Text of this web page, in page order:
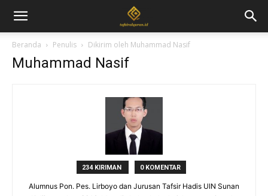
Beranda Penulis Dikirim oleh Muhammad Nasif
Muhammad Nasif
234 KIRIMAN 0 KOMENTAR
Alumnus Pon. Pes. Lirboyo dan Jurusan Tafsir Hadis UIN Sunan